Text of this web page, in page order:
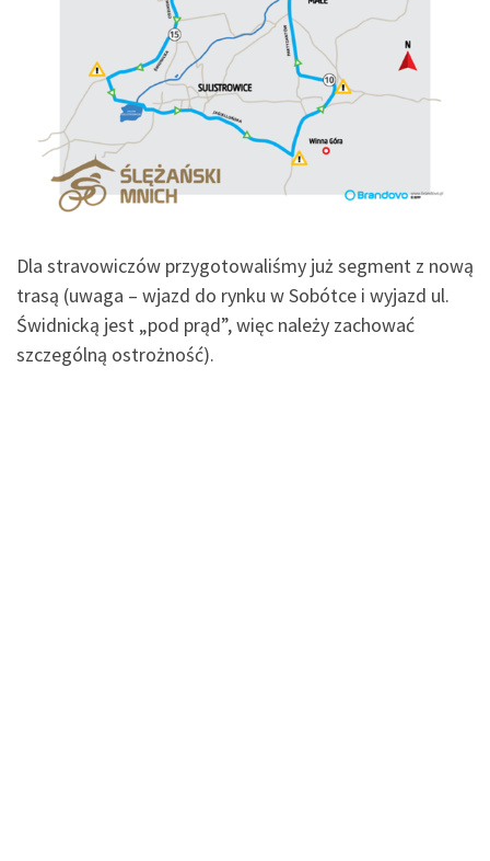
Dla stravowiczów przygotowaliśmy już segment z nową
trasą (uwaga – wjazd do rynku w Sobótce i wyjazd ul.
Świdnicką jest „pod prąd”, więc należy zachować
szczególną ostrożność).